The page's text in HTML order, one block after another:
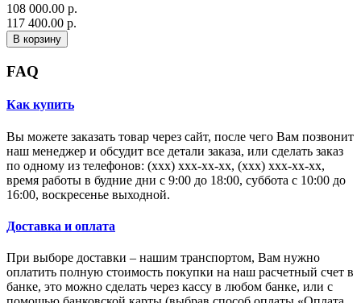
108 000.00 р.
117 400.00 р.
В корзину
FAQ
Как купить
Вы можете заказать товар через сайт, после чего Вам позвонит
наш менеджер и обсудит все детали заказа, или сделать заказ
по одному из телефонов: (xxx) xxx-xx-xx, (xxx) xxx-xx-xx,
время работы в будние дни с 9:00 до 18:00, суббота с 10:00 до
16:00, воскресенье выходной.
Доставка и оплата
При выборе доставки – нашим транспортом, Вам нужно
оплатить полную стоимость покупки на наш расчетный счет в
банке, это можно сделать через кассу в любом банке, или с